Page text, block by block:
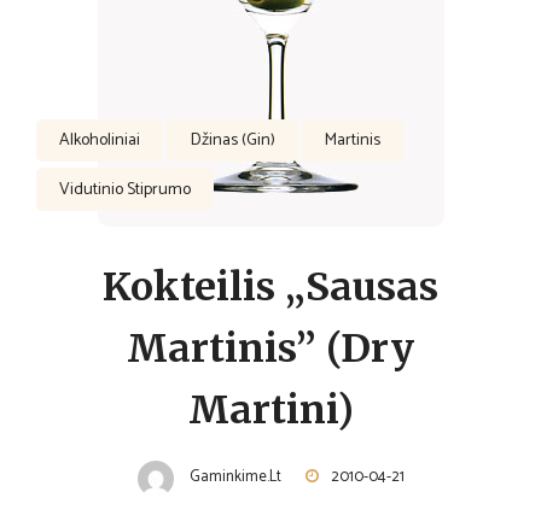
Alkoholiniai Džinas (Gin)
Martinis
Vidutinio Stiprumo
Kokteilis „Sausas
Martinis” (Dry
Martini)
Gaminkime.lt 2010-04-21